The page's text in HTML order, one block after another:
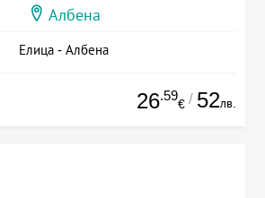
Албена
Елица - Албена
26.59
€ / 52лв.